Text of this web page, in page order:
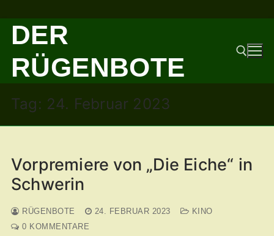
Zum
Inhalt
springen
DER
RÜGENBOTE
Suchen nach:
Tag: 24. Februar 2023
Vorpremiere von „Die Eiche“ in
Schwerin
RÜGENBOTE 24. FEBRUAR 2023
KINO
0 KOMMENTARE